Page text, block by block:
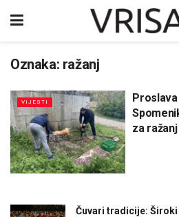
Oznaka: ražanj
VIJESTI
za ražanj
Čuvari tradicije: